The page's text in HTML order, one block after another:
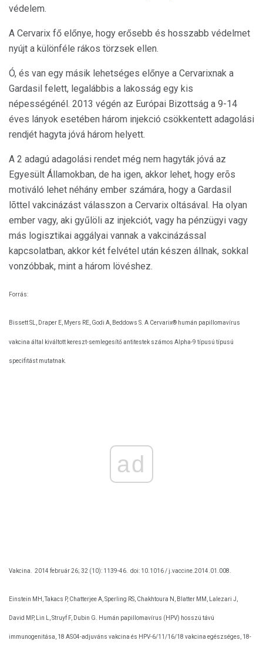
védelem.
A Cervarix fő előnye, hogy erősebb és hosszabb védelmet
nyújt a különféle rákos törzsek ellen.
Ó, és van egy másik lehetséges előnye a Cervarixnak a
Gardasil felett, legalábbis a lakosság egy kis
népességénél. 2013 végén az Európai Bizottság a 9-14
éves lányok esetében három injekció csökkentett adagolási
rendjét hagyta jóvá három helyett.
A 2 adagú adagolási rendet még nem hagyták jóvá az
Egyesült Államokban, de ha igen, akkor lehet, hogy erõs
motiváló lehet néhány ember számára, hogy a Gardasil
lõttel vakcinázást válasszon a Cervarix oltásával. Ha olyan
ember vagy, aki gyűlöli az injekciót, vagy ha pénzügyi vagy
más logisztikai aggályai vannak a vakcinázással
kapcsolatban, akkor két felvétel után készen állnak, sokkal
vonzóbbak, mint a három lövéshez.
Forrás:
Bissett SL, Draper E, Myers RE, Godi A, Beddows S. A Cervarix® humán papillomavírus
vakcina által kiváltott kereszt-semlegesítő antitestek számos Alpha-9 típusú típusú
specifitást mutatnak.
ad
Vakcina. 2014 február 26; 32 (10): 1139-46. doi: 10.1016 / j.vaccine.2014.01.008.
Einstein MH, Takacs P, Chatterjee A, Sperling RS, Chakhtoura N, Blatter MM, Lalezari J,
David MP, Lin L, Struyf F, Dubin G. Humán papillomavírus (HPV) hosszú távú
immunogenitása, 18 AS04-adjuváns vakcina és HPV-6/11/16/18 vakcina egészséges, 18-